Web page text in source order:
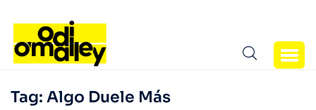
Tag: Algo Duele Más